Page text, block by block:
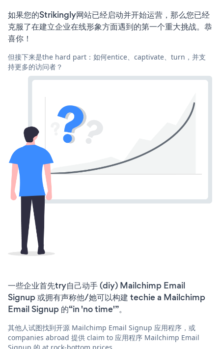
如果您的Strikingly网站已经启动并开始运营，那么您已经
克服了在建立企业在线形象方面遇到的第一个重大挑战。恭
喜你！
但接下来是the hard part：如何entice、captivate、turn，并支
持更多的访问者？
一些企业首先try自己动手 (diy) Mailchimp Email
Signup 或拥有声称他/她可以构建 techie a Mailchimp
Email Signup 的“in 'no time'”。
其他人试图找到开源 Mailchimp Email Signup 应用程序，或
companies abroad 提供 claim to 应用程序 Mailchimp Email